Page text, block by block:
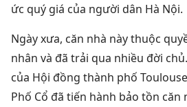
ức quý giá của người dân Hà Nội.
Ngày xưa, căn nhà này thuộc
nhân và đã trải qua nhiều đời chủ.
của Hội đồng thành phố
Phố Cổ đã tiến hành bảo tồn căn